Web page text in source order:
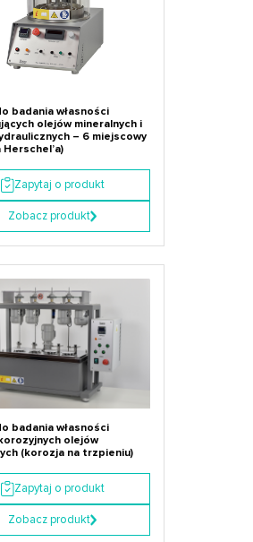
badania własności
olejów mineralnych i
– 6 miejscowy
Zapytaj o produkt
Zobacz produkt
badania własności
olejów
(korozja na trzpieniu)
Zapytaj o produkt
Zobacz produkt